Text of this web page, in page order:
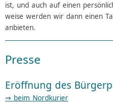
ist, und auch auf einen
weise werden wir dann einen
anbieten.
Presse
Eröffnung des
⇒ beim Nordkurier